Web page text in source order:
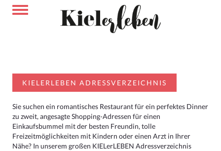
KIELERLEBEN ADRESSVERZEICHNIS
Sie suchen ein romantisches Restaurant für ein perfektes Dinner
zu zweit, angesagte Shopping-Adressen für einen
Einkaufsbummel mit der besten Freundin, tolle
Freizeitmöglichkeiten mit Kindern oder einen Arzt in Ihrer
Nähe? In unserem großen KIELerLEBEN Adressverzeichnis